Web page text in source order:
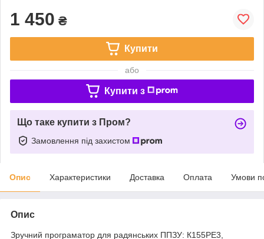
1 450 ₴
Купити
або
Купити з
Що таке купити з Пром?
Замовлення під захистом
Опис Характеристики Доставка Оплата Умови
Опис
Зручний програматор для радянських ППЗУ: К155РЕ3,